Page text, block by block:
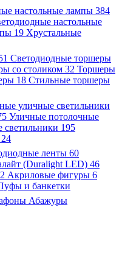
настольные лампы 384
настольные
19 Хрустальные
Светодиодные торшеры
со столиком 32 Торшеры
18 Стильные торшеры
уличные светильники
Уличные потолочные
195
24
ленты 60
(Duralight LED) 46
Акриловые фигуры 6
и банкетки
Абажуры